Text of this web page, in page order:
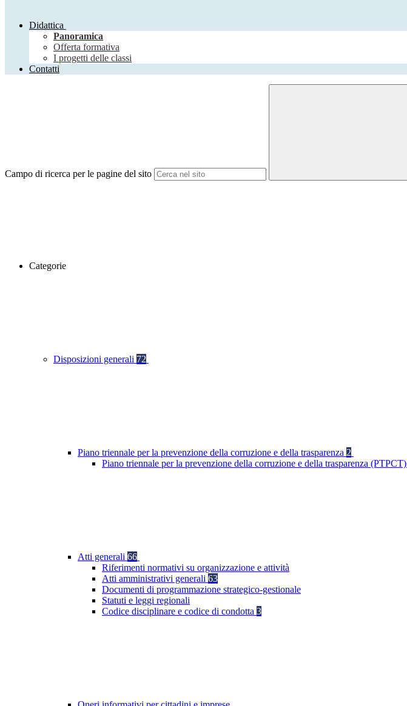
Didattica
Panoramica
Offerta formativa
I progetti delle classi
Contatti
Campo di ricerca per le pagine del sito
Categorie
Disposizioni generali 72
Piano triennale per la prevenzione della corruzione e della trasparenza 2
Piano triennale per la prevenzione della corruzione e della trasparenza (PTPCT)
Atti generali 66
Riferimenti normativi su organizzazione e attività
Atti amministrativi generali 63
Documenti di programmazione strategico-gestionale
Statuti e leggi regionali
Codice disciplinare e codice di condotta 3